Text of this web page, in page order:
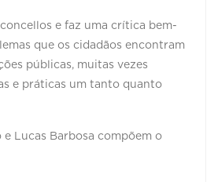
e faz uma crítica bem-
que os cidadãos encontram
públicas, muitas vezes
e práticas um tanto quanto
e Lucas Barbosa compõem o